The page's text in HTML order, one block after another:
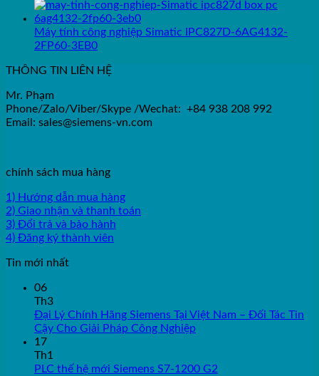
Máy tính công nghiệp Simatic IPC827D-6AG4132-
2FP60-3EB0
THÔNG TIN LIÊN HỆ
Mr. Phạm
Phone/Zalo/Viber/Skype /Wechat: +84 938 208 992
Email: sales@siemens-vn.com
chính sách mua hàng
1) Hướng dẫn mua hàng
2) Giao nhận và thanh toán
3) Đổi trả và bảo hành
4) Đăng ký thành viên
Tin mới nhất
06
Th3
Đại Lý Chính Hãng Siemens Tại Việt Nam – Đối Tác Tin
Cậy Cho Giải Pháp Công Nghiệp
17
Th1
PLC thế hệ mới Siemens S7-1200 G2